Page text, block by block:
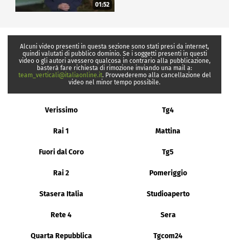
01:52
Alcuni video presenti in questa sezione sono stati presi da internet,
quindi valutati di pubblico dominio. Se i soggetti presenti in questi
video o gli autori avessero qualcosa in contrario alla pubblicazione,
basterà fare richiesta di rimozione inviando una mail a:
team_verticali@italiaonline.it. Provvederemo alla cancellazione del
video nel minor tempo possibile.
Verissimo Tg4
Rai 1 Mattina
Fuori dal Coro Tg5
Rai 2 Pomeriggio
Stasera Italia Studioaperto
Rete 4 Sera
Quarta Repubblica Tgcom24